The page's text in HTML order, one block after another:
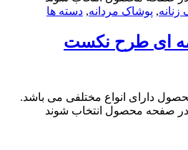
مردانه,دسته ها
نکست
انواع مختلفی می باشد.
انتخاب شوند